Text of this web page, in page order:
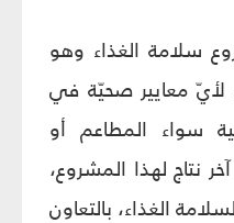
سلامة الغذاء وهو
معايير صحيّة في
سواء المطاعم أو
نتاج لهذا المشروع،
صحياً لسلامة الغذاء، بالتعاون